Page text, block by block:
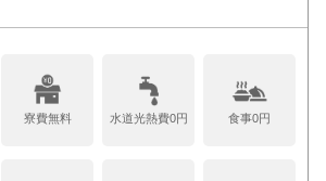
寮費無料 水道光熱費0円 食事0円